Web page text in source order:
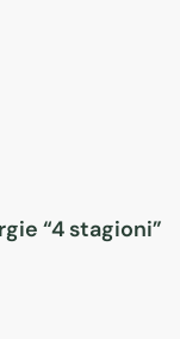
“4 stagioni”